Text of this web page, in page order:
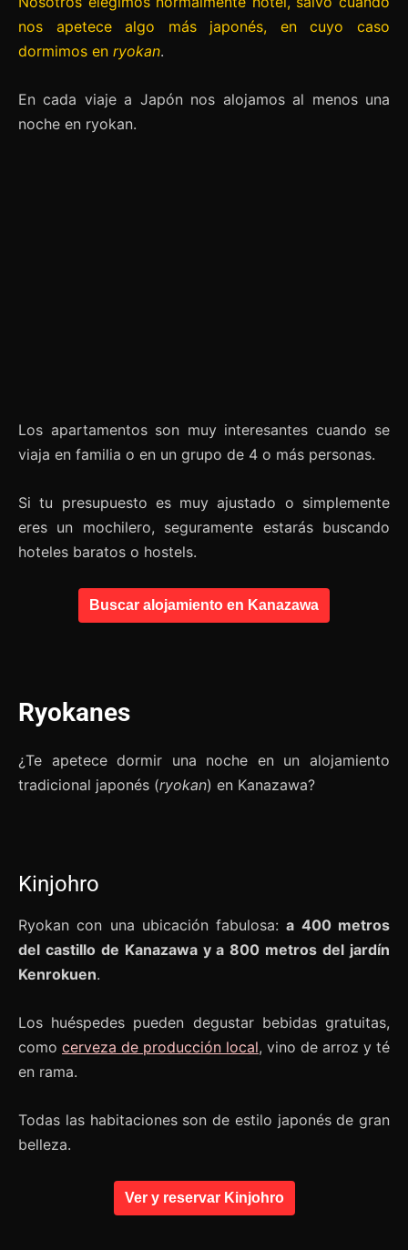
nos apetece algo más japonés, en cuyo caso
dormimos en ryokan.
En cada viaje a Japón nos alojamos al menos una
noche en ryokan.
Los apartamentos son muy interesantes cuando se
viaja en familia o en un grupo de 4 o más personas.
Si tu presupuesto es muy ajustado o simplemente
eres un mochilero, seguramente estarás buscando
hoteles baratos o hostels.
Buscar alojamiento en Kanazawa
Ryokanes
¿Te apetece dormir una noche en un alojamiento
tradicional japonés (ryokan) en Kanazawa?
Kinjohro
Ryokan con una ubicación fabulosa:a 400 metros
del castillo de Kanazawa y a 800 metros del jardín
Kenrokuen.
Los huéspedes pueden degustar bebidas gratuitas,
como cerveza de producción local, vino de arroz y té
en rama.
Todas las habitaciones son de estilo japonés de gran
belleza.
Ver y reservar Kinjohro